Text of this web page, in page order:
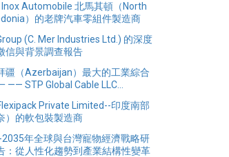
Inox Automobile 北馬其頓（North
）的老牌汽車零組件製造商
(C. Mer Industries Ltd.) 的深度
信與背景調查報告
疆（Azerbaijan）最大的工業綜合
—— STP Global Cable LLC...
Private Limited--印度南部
）的軟包裝製造商
年全球與台灣寵物經濟戰略研
：從人性化趨勢到產業結構性變革